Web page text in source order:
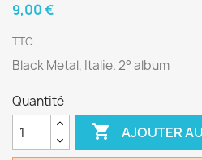
9,00 €
TTC
Black Metal, Italie. 2° album
Quantité
 AJOUTER